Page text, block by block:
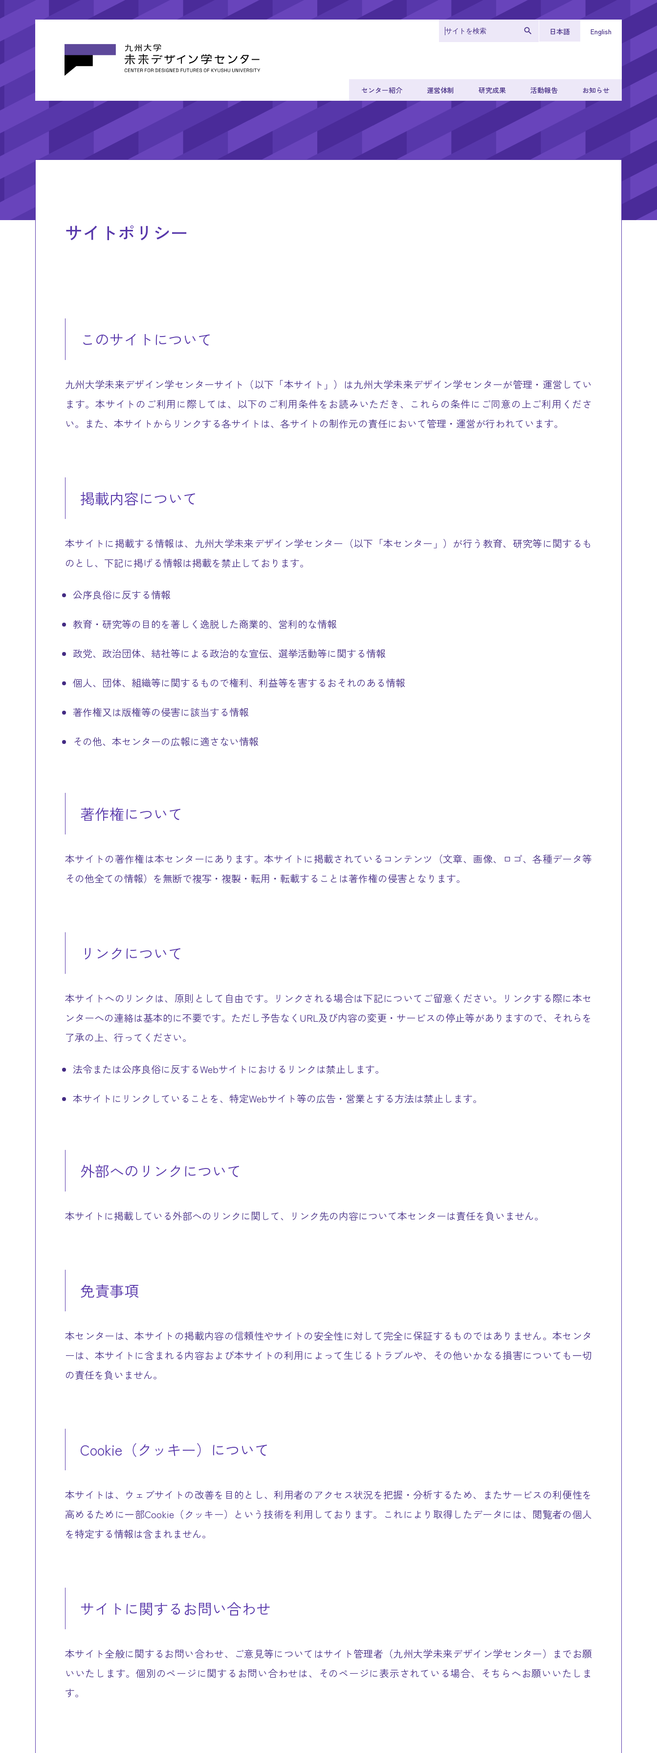
センター紹介 運営体制 研究成果 活動報告 お知らせ
日本語 English
サイトポリシー
このサイトについて
九州大学未来デザイン学センターサイト（以下「本サイト」）は九州大学未来デザイン学センターが管理・運営してい
ます。本サイトのご利用に際しては、以下のご利用条件をお読みいただき、これらの条件にご同意の上ご利用くださ
い。また、本サイトからリンクする各サイトは、各サイトの制作元の責任において管理・運営が行われています。
掲載内容について
本サイトに掲載する情報は、九州大学未来デザイン学センター（以下「本センター」）が行う教育、研究等に関するも
のとし、下記に掲げる情報は掲載を禁止しております。
公序良俗に反する情報
教育・研究等の目的を著しく逸脱した商業的、営利的な情報
政党、政治団体、結社等による政治的な宣伝、選挙活動等に関する情報
個人、団体、組織等に関するもので権利、利益等を害するおそれのある情報
著作権又は版権等の侵害に該当する情報
その他、本センターの広報に適さない情報
著作権について
本サイトの著作権は本センターにあります。本サイトに掲載されているコンテンツ（文章、画像、ロゴ、各種データ等
その他全ての情報）を無断で複写・複製・転用・転載することは著作権の侵害となります。
リンクについて
本サイトへのリンクは、原則として自由です。リンクされる場合は下記についてご留意ください。リンクする際に本セ
ンターへの連絡は基本的に不要です。ただし予告なくURL及び内容の変更・サービスの停止等がありますので、それらを
了承の上、行ってください。
法令または公序良俗に反するWebサイトにおけるリンクは禁止します。
本サイトにリンクしていることを、特定Webサイト等の広告・営業とする方法は禁止します。
外部へのリンクについて
本サイトに掲載している外部へのリンクに関して、リンク先の内容について本センターは責任を負いません。
免責事項
本センターは、本サイトの掲載内容の信頼性やサイトの安全性に対して完全に保証するものではありません。本センタ
ーは、本サイトに含まれる内容および本サイトの利用によって生じるトラブルや、その他いかなる損害についても一切
の責任を負いません。
Cookie（クッキー）について
本サイトは、ウェブサイトの改善を目的とし、利用者のアクセス状況を把握・分析するため、またサービスの利便性を
高めるために一部Cookie（クッキー）という技術を利用しております。これにより取得したデータには、閲覧者の個人
を特定する情報は含まれません。
サイトに関するお問い合わせ
本サイト全般に関するお問い合わせ、ご意見等についてはサイト管理者（九州大学未来デザイン学センター）までお願
いいたします。個別のページに関するお問い合わせは、そのページに表示されている場合、そちらへお願いいたしま
す。